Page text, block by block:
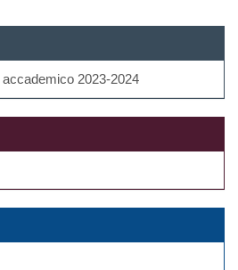
2023-2024